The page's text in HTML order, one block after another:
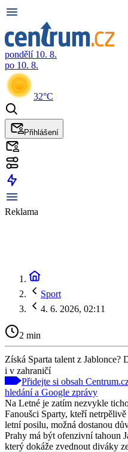
pondělí 10. 8.
po 10. 8.
32°C
Přihlášení
Reklama
Sport
4. 6. 2026, 02:11
2 min
Získá Sparta talent z Jablonce?
i v zahraničí
Přidejte si obsah
hledání a Google zprávy
Na Letné je zatím nezvykle
Fanoušci Sparty, kteří
letní posilu, možná dostanou
Prahy má být ofenzivní tahoun
který dokáže zvednout diváky